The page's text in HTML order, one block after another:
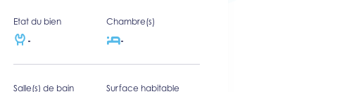
Etat du bien
-
Chambre(s)
-
Salle(s) de bain
Surface habitable